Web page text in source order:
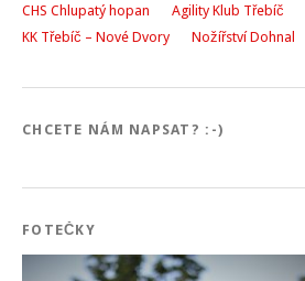
CHS Chlupatý hopan Agility Klub Třebíč
KK Třebíč – Nové Dvory
Nožířství Dohnal
CHCETE NÁM NAPSAT? :-)
FOTEČKY